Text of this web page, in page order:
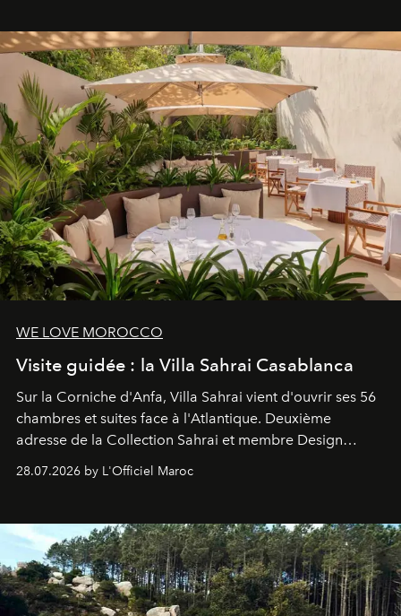
entièreté, entre science des émotions et rituels
reposants.
WE LOVE MOROCCO
Visite guidée : la Villa Sahrai Casablanca
Sur la Corniche d'Anfa, Villa Sahrai vient d'ouvrir ses 56
chambres et suites face à l'Atlantique. Deuxième
adresse de la Collection Sahrai et membre Design
Hotels, ce boutique-hôtel cinq étoiles signé Christophe
Pillet promet un lieu de vie complet. On y a déjeuné…
28.07.2026 by L'Officiel Maroc